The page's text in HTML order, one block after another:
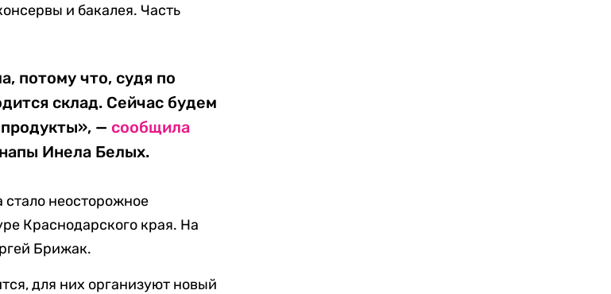
и бакалея. Часть
потому что, судя по
склад. Сейчас будем
— сообщила
Инела Белых.
неосторожное
Краснодарского края. На
Брижак.
для них организуют новый